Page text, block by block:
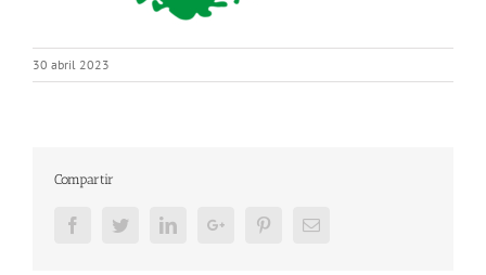
30 abril 2023
Compartir
FacebookTwitterLinkedInGoogle+ PinterestEmail